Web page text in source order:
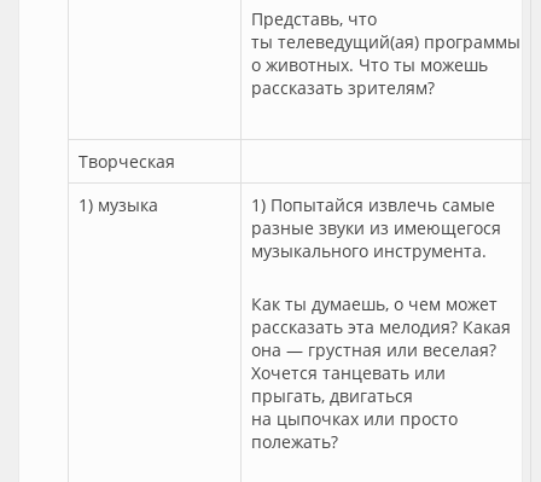
Представь, что
ты телеведущий(ая) программы
о животных. Что ты можешь
рассказать зрителям?
Творческая
1) музыка
1) Попытайся извлечь самые
разные звуки из имеющегося
музыкального инструмента.
Как ты думаешь, о чем может
рассказать эта мелодия? Какая
она — грустная или веселая?
Хочется танцевать или
прыгать, двигаться
на цыпочках или просто
полежать?